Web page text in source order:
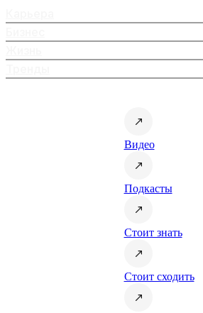
Видео
Подкасты
Стоит знать
Стоит сходить